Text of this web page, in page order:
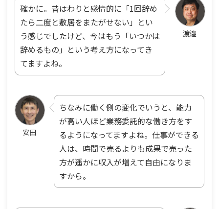
渡邉
確かに。昔はわりと感情的に「1回辞め
たら二度と敷居をまたがせない」とい
う感じでしたけど、今はもう「いつかは
辞めるもの」という考え方になってき
てますよね。
安田
ちなみに働く側の変化でいうと、能力
が高い人ほど業務委託的な働き方をす
るようになってますよね。仕事ができる
人は、時間で売るよりも成果で売った
方が遥かに収入が増えて自由になりま
すから。